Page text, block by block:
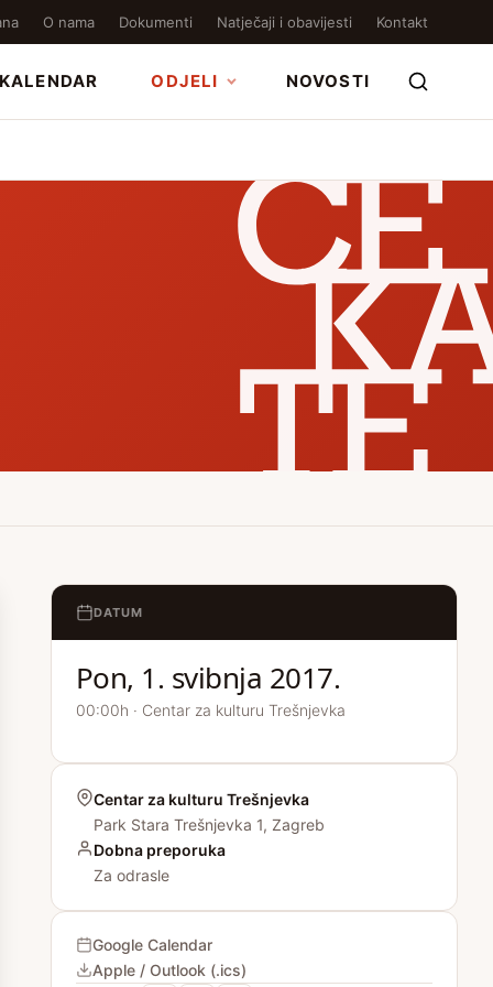
O nama Dokumenti Natječaji i obavijesti Kontakt
KALENDAR ODJELI NOVOSTI
DATUM
Pon, 1. svibnja 2017.
00:00h · Centar za kulturu Trešnjevka
Centar za kulturu Trešnjevka
Park Stara Trešnjevka 1, Zagreb
Dobna preporuka
Za odrasle
Google Calendar
Apple / Outlook (.ics)